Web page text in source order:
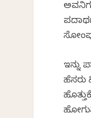
ಇನ್ನು
ಹೆಸರು